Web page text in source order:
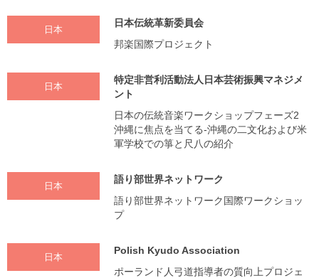
日本
日本伝統革新委員会
邦楽国際プロジェクト
日本
特定非営利活動法人日本芸術振興マネジメ
ント
日本の伝統音楽ワークショップフェーズ2
沖縄に焦点を当てる-沖縄の二文化および米
軍学校での箏と尺八の紹介
日本
語り部世界ネットワーク
語り部世界ネットワーク国際ワークショッ
プ
日本
Polish Kyudo Association
ポーランド人弓道指導者の質向上プロジェ